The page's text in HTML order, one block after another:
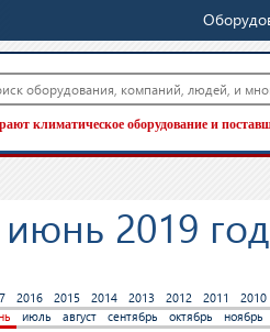
климатическое оборудование и
2019
2016 2015 2014 2013 2012 2011 2010
июль август сентябрь октябрь ноябрь